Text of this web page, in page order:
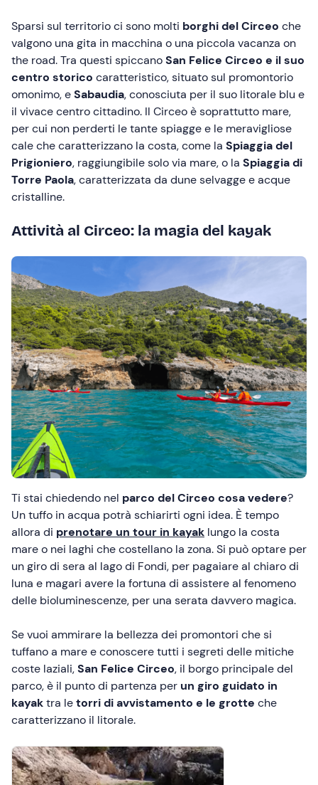
Sparsi sul territorio ci sono molti borghi del Circeo che
valgono una gita in macchina o una piccola vacanza on
the road. Tra questi spiccanoSan Felice Circeo e il suo
centro storico caratteristico, situato sul promontorio
omonimo, eSabaudia, conosciuta per il suo litorale blu e
il vivace centro cittadino. Il Circeo è soprattutto mare,
per cui non perderti le tante spiagge e le meravigliose
cale che caratterizzano la costa, come la Spiaggia del
Prigioniero, raggiungibile solo via mare, o la Spiaggia di
Torre Paola, caratterizzata da dune selvagge e acque
cristalline.
Attività al Circeo: la magia del kayak
Ti stai chiedendo nel parco del Circeo cosa vedere?
Un tuffo in acqua potrà schiarirti ogni idea. È tempo
allora di prenotare un tour in kayak lungo la costa
mare o nei laghi che costellano la zona. Si può optare per
un giro di sera al lago di Fondi, per pagaiare al chiaro di
luna e magari avere la fortuna di assistere al fenomeno
delle bioluminescenze, per una serata davvero magica.
Se vuoi ammirare la bellezza dei promontori che si
tuffano a mare e conoscere tutti i segreti delle mitiche
coste laziali,San Felice Circeo, il borgo principale del
parco, è il punto di partenza per un giro guidato in
kayaktra letorri di avvistamento e le grotte che
caratterizzano il litorale.